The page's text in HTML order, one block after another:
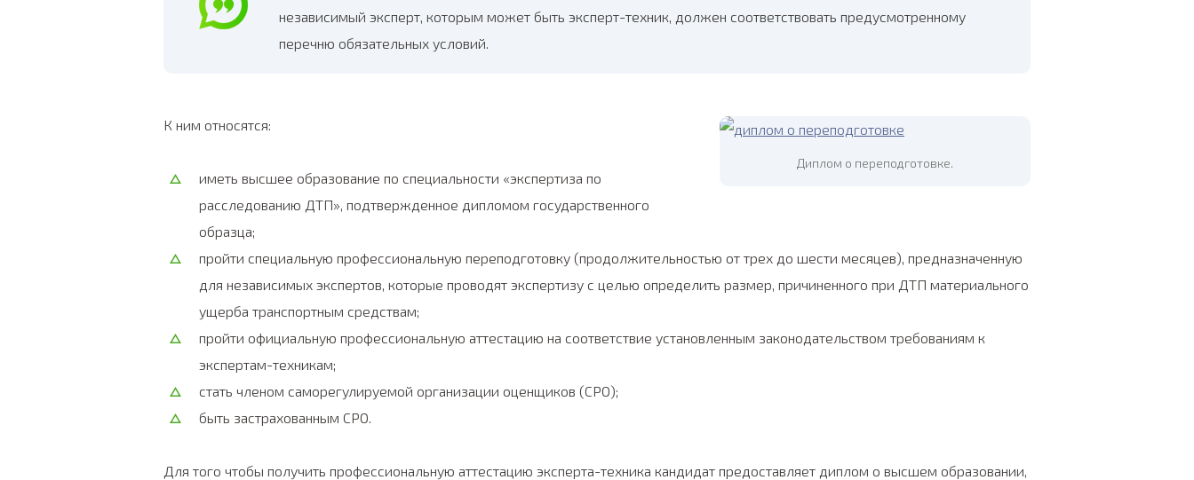
независимый эксперт, которым может быть эксперт-техник, должен соответствовать предусмотренному
перечню обязательных условий.
Диплом о переподготовке.
К ним относятся:
иметь высшее образование по специальности «экспертиза по
расследованию ДТП», подтвержденное дипломом государственного
образца;
пройти специальную профессиональную переподготовку (продолжительностью от трех до шести месяцев), предназначенную
для независимых экспертов, которые проводят экспертизу с целью определить размер, причиненного при ДТП материального
ущерба транспортным средствам;
пройти официальную профессиональную аттестацию на соответствие установленным законодательством требованиям к
экспертам-техникам;
стать членом саморегулируемой организации оценщиков (СРО);
быть застрахованным СРО.
Для того чтобы получить профессиональную аттестацию эксперта-техника кандидат предоставляет диплом о высшем образовании,